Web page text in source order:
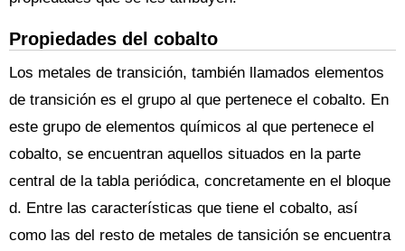
Propiedades del cobalto
Los metales de transición, también llamados elementos
de transición es el grupo al que pertenece el cobalto. En
este grupo de elementos químicos al que pertenece el
cobalto, se encuentran aquellos situados en la parte
central de la tabla periódica, concretamente en el bloque
d. Entre las características que tiene el cobalto, así
como las del resto de metales de tansición se encuentra